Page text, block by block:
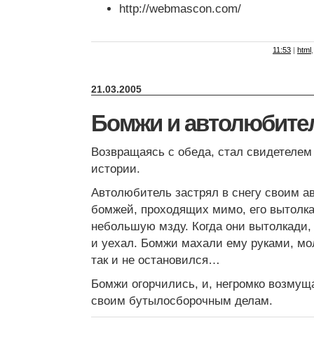
http://webmascon.com/
11:53 | html
21.03.2005
Бомжи и
Возвращаясь с обеда, стал
истории.
Автолюбитель застрял в снегу своим
бомжей, проходящих мимо, его
небольшую мзду. Когда они вытолкади,
и уехал. Бомжи махали ему руками,
так и не остановился…
Бомжи огорчились, и, негромко
своим бутылосборочным делам.